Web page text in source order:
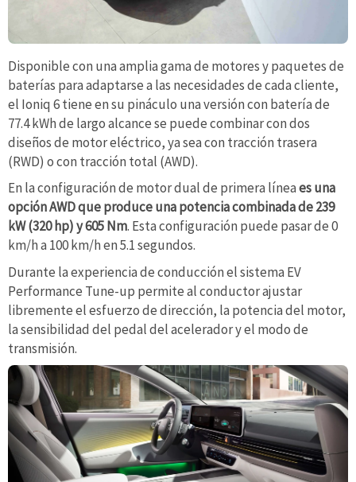
Disponible con una amplia gama de motores y paquetes de
baterías para adaptarse a las necesidades de cada cliente,
el Ioniq 6 tiene en su pináculo una versión con batería de
77.4 kWh de largo alcance se puede combinar con dos
diseños de motor eléctrico, ya sea con tracción trasera
(RWD) o con tracción total (AWD).
En la configuración de motor dual de primera líneaes una
opción AWD que produce una potencia combinada de 239
kW (320 hp) y 605 Nm. Esta configuración puede pasar de 0
km/h a 100 km/h en 5.1 segundos.
Durante la experiencia de conducción el sistema EV
Performance Tune-up permite al conductor ajustar
libremente el esfuerzo de dirección, la potencia del motor,
la sensibilidad del pedal del acelerador y el modo de
transmisión.